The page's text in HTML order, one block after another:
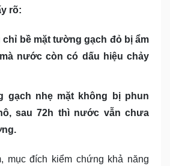
rõ:
chỉ bề mặt tường gạch đỏ bị ẩm
nước còn có dấu hiệu chảy
gạch nhẹ mặt không bị phun
sau 72h thì nước vẫn chưa
mục đích kiểm chứng khả năng